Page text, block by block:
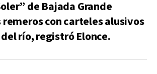
de Bajada Grande
remeros con carteles alusivos
río, registró Elonce.